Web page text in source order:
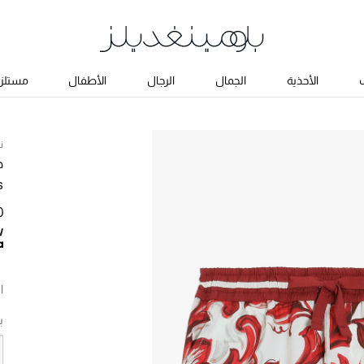
الأحذية الجمال الرجال الأطفال